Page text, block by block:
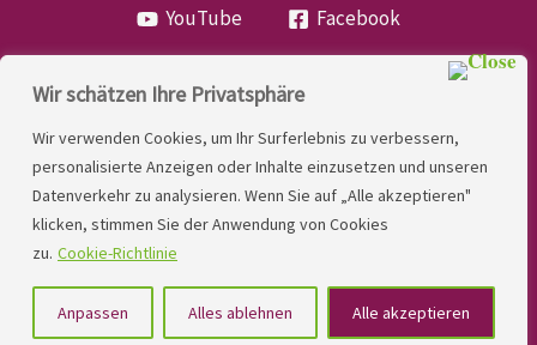
Wir schätzen Ihre Privatsphäre
Wir verwenden Cookies, um Ihr Surferlebnis zu verbessern,
personalisierte Anzeigen oder Inhalte einzusetzen und unseren
Datenverkehr zu analysieren. Wenn Sie auf „Alle akzeptieren"
klicken, stimmen Sie der Anwendung von Cookies
zu. Cookie-Richtlinie
Anpassen Alles ablehnen Alle akzeptieren
YouTube
Facebook
LINDNER. 2026 | Powered by
Kontakt
Datenschutzerklärung